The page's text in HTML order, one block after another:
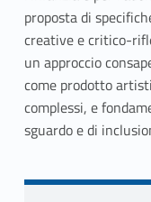
proposta di
creative e critico-
un approccio
come prodotto
complessi, e
sguardo e di